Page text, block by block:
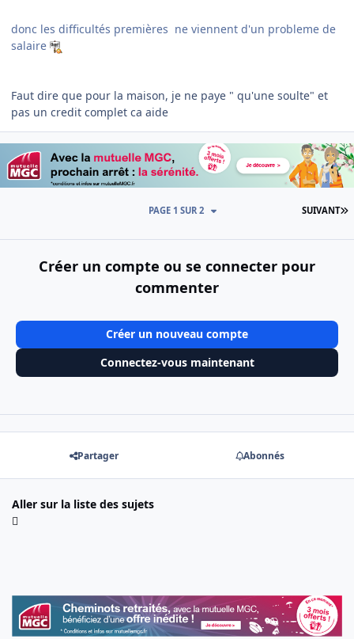
donc les difficultés premières ne viennent d'un probleme de
salaire
Faut dire que pour la maison, je ne paye " qu'une soulte" et
pas un credit complet ca aide
SUIVANT
PAGE 1 SUR 2
Créer un compte ou se connecter pour
commenter
Créer un nouveau compte
Connectez-vous maintenant
Partager Abonnés
Aller sur la liste des sujets